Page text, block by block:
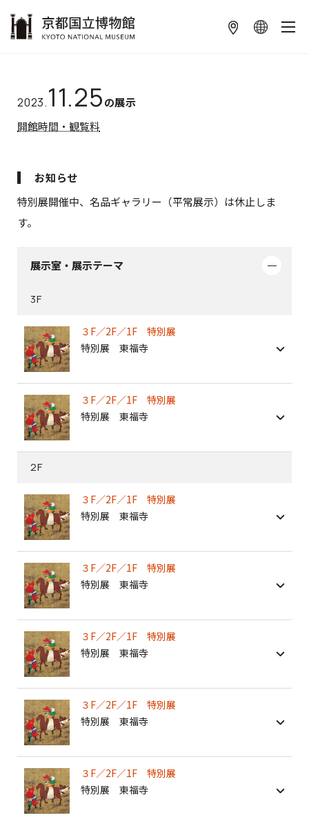
2023.11.25の展示
開館時間・観覧料
お知らせ
特別展開催中、名品ギャラリー（平常展示）は休止しま
す。
展示室・展示テーマ
3F
３F／2F／1F 特別展
特別展 東福寺
３F／2F／1F 特別展
特別展 東福寺
2F
３F／2F／1F 特別展
特別展 東福寺
３F／2F／1F 特別展
特別展 東福寺
３F／2F／1F 特別展
特別展 東福寺
３F／2F／1F 特別展
特別展 東福寺
３F／2F／1F 特別展
特別展 東福寺